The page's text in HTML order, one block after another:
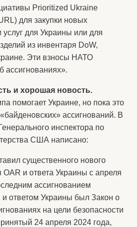
Prioritized Ukraine
для закупки новых
для Украины или для
из инвентаря DoW,
Эти взносы НАТО
ассигнованиях».
и хорошая новость.
помогает Украине, но пока это
ассигнований. В
инспектора по
США написано:
существенного нового
и ответа Украины с апреля
ассигнованием
ответом Украины был Закон о
на цели безопасности
24 апреля 2024 года,